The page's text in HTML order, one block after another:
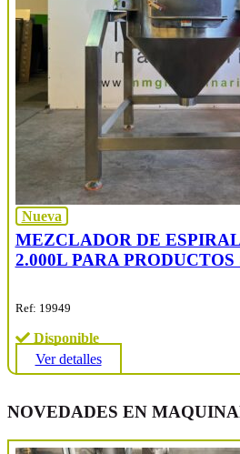
Nueva
MEZCLADOR DE
2.000L PARA PRODUCTOS
Ref: 19949
Disponible
Ver detalles
NOVEDADES EN